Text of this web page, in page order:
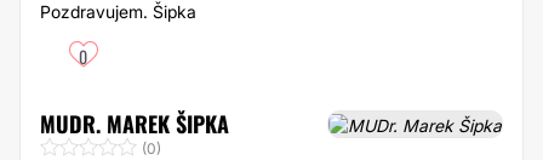
Pozdravujem. Šipka
0
MUDR. MAREK ŠIPKA
(0)